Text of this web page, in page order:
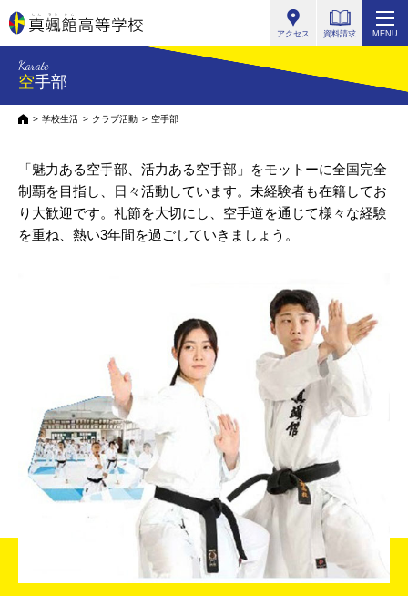
アクセス 資料請求 MENU
Karate
空手部
HOME
学校生活 クラブ活動 空手部
「魅力ある空手部、活力ある空手部」をモットーに全国完全
制覇を目指し、
日々活動しています。未経験者も在籍してお
り大歓迎です。 礼節を大切にし、空手道を通じて様々な経験
を重ね、熱い3年間を過ごしていきましょう。